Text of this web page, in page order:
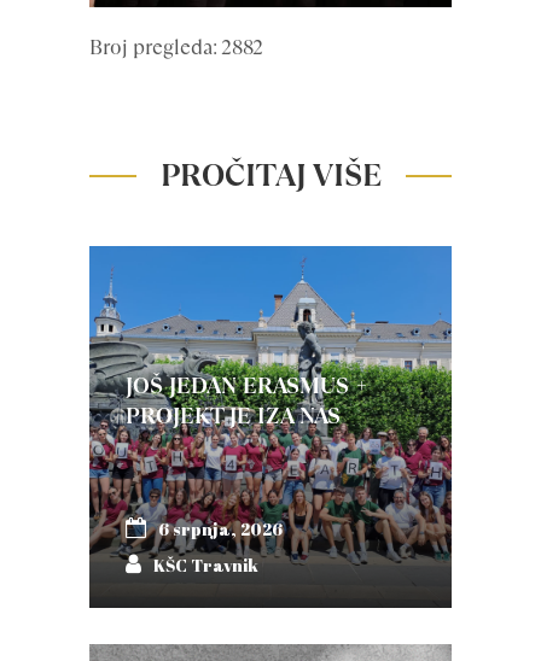
Broj pregleda: 2882
PROČITAJ VIŠE
JOŠ JEDAN ERASMUS +
PROJEKT JE IZA NAS
6 srpnja, 2026
KŠC Travnik